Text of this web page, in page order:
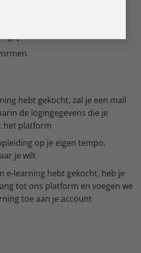
hebt gekocht, zal je een mail
de logingegevens die je
het platform
op je eigen tempo,
je wilt
e-learning hebt gekocht, heb je
tot ons platform en voegen we
toe aan je account